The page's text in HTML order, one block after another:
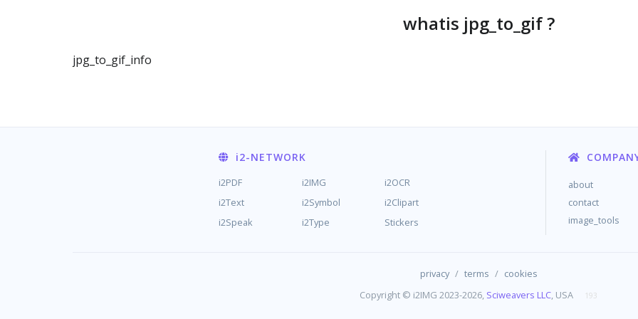
whatis jpg_to_gif ?
jpg_to_gif_info
i2-NETWORK
i2PDF i2IMG
i2OCR
i2Text
i2Symbol
i2Clipart
i2Speak
i2Type Stickers
about
contact
image_tools
privacy / terms / cookies
Copyright © i2IMG 2023-2026, Sciweavers LLC, USA 193